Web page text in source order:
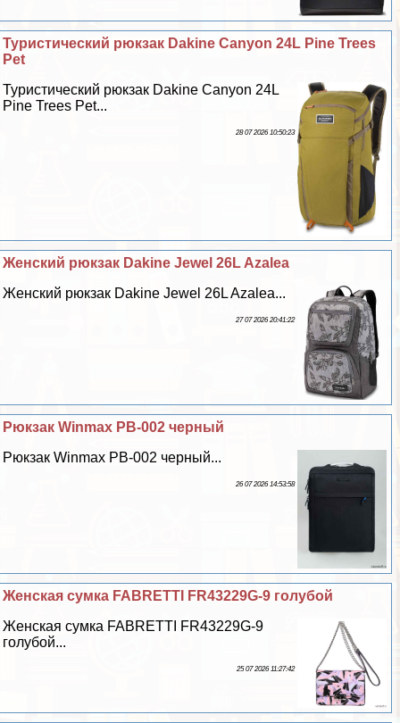
Туристический рюкзак Dakine Canyon 24L Pine Trees
Pet
Туристический рюкзак Dakine Canyon 24L
Pine Trees Pet...
28 07 2026 10:50:23
Женский рюкзак Dakine Jewel 26L Azalea
Женский рюкзак Dakine Jewel 26L Azalea...
27 07 2026 20:41:22
Рюкзак Winmax PB-002 черный
Рюкзак Winmax PB-002 черный...
26 07 2026 14:53:58
Женская сумка FABRETTI FR43229G-9 гoлyбой
Женская сумка FABRETTI FR43229G-9
гoлyбой...
25 07 2026 11:27:42